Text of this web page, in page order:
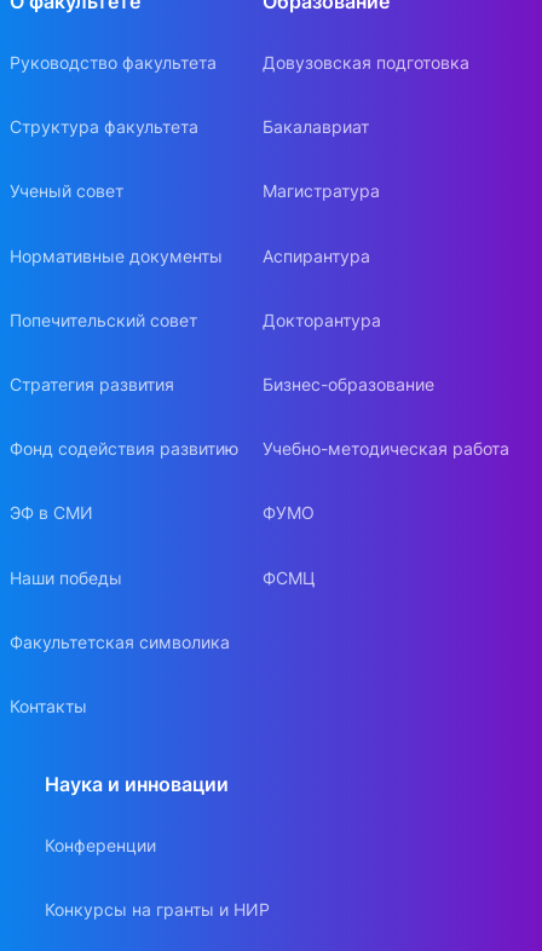
Руководство факультета
Структура факультета
Ученый совет
Нормативные документы
Попечительский совет
Стратегия развития
Фонд содействия развитию
ЭФ в СМИ
Наши победы
Факультетская символика
Контакты
Довузовская подготовка
Бакалавриат
Магистратура
Аспирантура
Докторантура
Бизнес-образование
Учебно-методическая работа
ФУМО
ФСМЦ
Наука и инновации
Конференции
Конкурсы на гранты и НИР